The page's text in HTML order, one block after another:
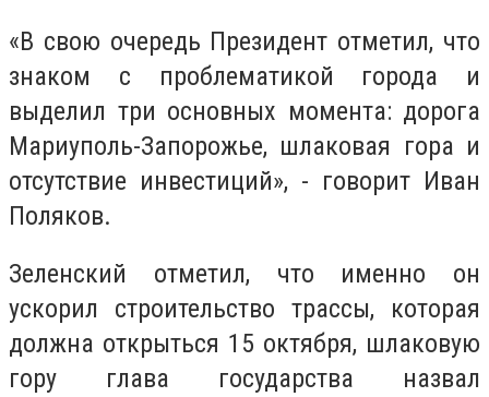
«В свою очередь Президент отметил, что
знаком с проблематикой города и
выделил три основных момента: дорога
Мариуполь-Запорожье, шлаковая гора и
отсутствие инвестиций», - говорит Иван
Поляков.
Зеленский отметил, что именно он
ускорил строительство трассы, которая
должна открыться 15 октября, шлаковую
гору глава государства назвал